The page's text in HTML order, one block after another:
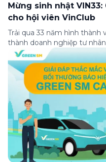
Mừng sinh nhật
cho hội viên VinClub
Trải qua 33 năm hình thành
thành doanh nghiệp tư
lọt Top 30 doanh nghiệp
xếp hạng của Tạp chí
thành lập (8/8/1993 đến 8/